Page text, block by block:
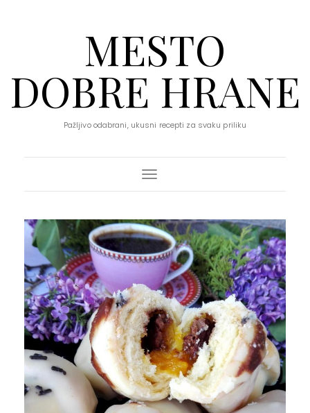
MESTO
DOBRE HRANE
Pažljivo odabrani, ukusni recepti za svaku priliku
Toggle Navigation